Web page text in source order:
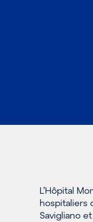
L’Hôpital
hospitaliers
Savigliano